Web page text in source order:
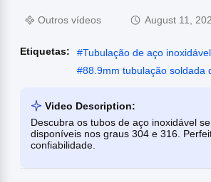
Outros vídeos August 11,
Etiquetas: #Tubulação de aço
#88.9mm tubulação soldada
Video Description:
Descubra os tubos de aço inoxidável
disponíveis nos graus 304 e 316.
confiabilidade.